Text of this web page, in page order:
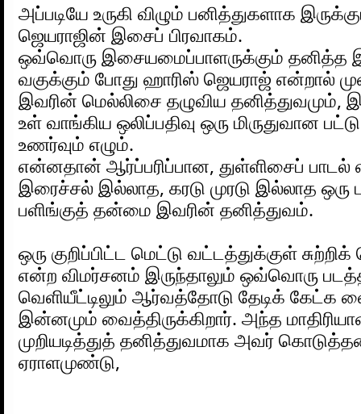
அப்படியே உருகி விழும் பனித்துகளாக
ஜெயராஜின் இசைப் பிரவாகம்.
ஒவ்வொரு இசையமைப்பாளருக்கும்
வகுக்கும் போது ஹாரிஸ் ஜெயராஜ் என்றால்
இவரின் மெல்லிசை தழுவிய தனித்துவமும்,
உள் வாங்கிய ஒலிப்பதிவு ஒரு மிருதுவான
உணர்வும் எழும்.
என்னதான் ஆர்ப்பரிப்பான, துள்ளிசைப் பாடல்
இரைச்சல் இல்லாத, கரடு முரடு இல்லாத ஒரு
பளிங்குத் தன்மை இவரின் தனித்துவம்.
ஒரு குறிப்பிட்ட மெட்டு வட்டத்துக்குள்
என்ற விமர்சனம் இருந்தாலும் ஒவ்வொரு
வெளியீட்டிலும் ஆர்வத்தோடு தேடிக் கேட்க
இன்னமும் வைத்திருக்கிறார். அந்த
முறியடித்துத் தனித்துவமாக அவர்
ஏராளமுண்டு,